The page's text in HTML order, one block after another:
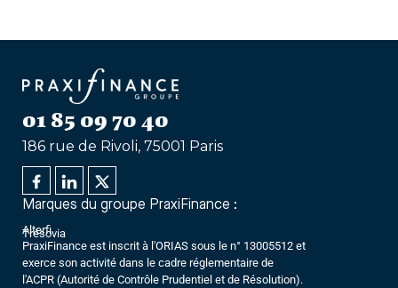
01 85 09 70 40
186 rue de Rivoli, 75001 Paris
Marques du groupe PraxiFinance :
Alterfi
Trésovia
PraxiFinance est inscrit à l'ORIAS sous le n° 13005512 et
exerce son activité dans le cadre réglementaire de
l'ACPR (Autorité de Contrôle Prudentiel et de Résolution).